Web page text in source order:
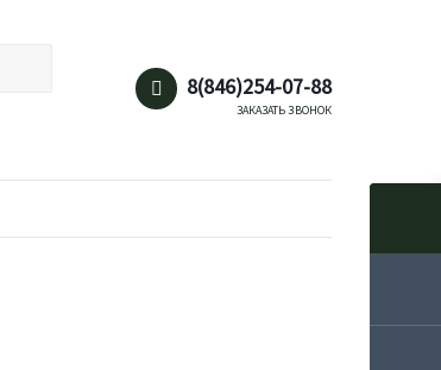
8(846)254-07-88
ЗАКАЗАТЬ ЗВОНОК